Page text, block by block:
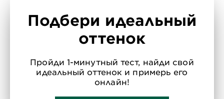
Подбери идеальный
оттенок
Пройди 1-минутный тест, найди свой
идеальный оттенок и примерь его
онлайн!